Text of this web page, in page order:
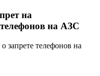
на
на АЗС